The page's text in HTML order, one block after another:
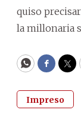
quiso
la millonaria
WhatsApp
Impreso